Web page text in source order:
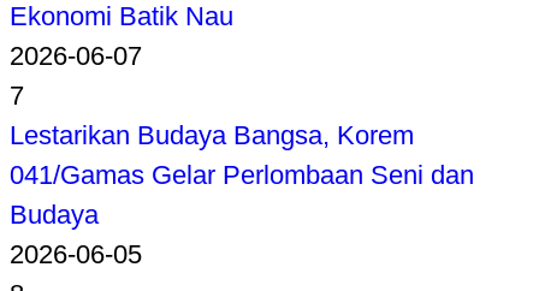
Ekonomi Batik Nau
2026-06-07
7
Lestarikan Budaya Bangsa, Korem
041/Gamas Gelar Perlombaan Seni dan
Budaya
2026-06-05